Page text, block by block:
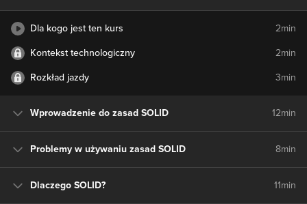
Dla kogo jest ten kurs 2min
Kontekst technologiczny 2min
Rozkład jazdy 3min
Wprowadzenie do zasad SOLID 12min
Problemy w używaniu zasad SOLID 8min
Dlaczego SOLID? 11min